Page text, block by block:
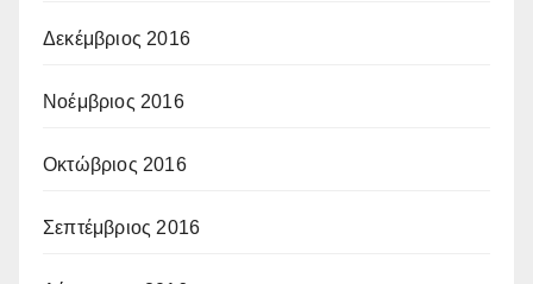
Δεκέμβριος 2016
Νοέμβριος 2016
Οκτώβριος 2016
Σεπτέμβριος 2016